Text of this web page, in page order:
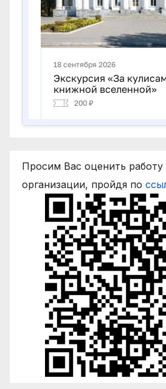
Просим Вас оценить
организации, пройдя по